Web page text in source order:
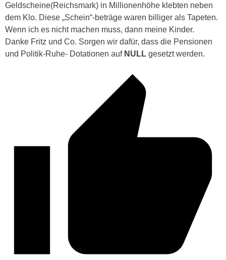
Geldscheine(Reichsmark) in Millionenhöhe klebten neben
dem Klo. Diese „Schein“-beträge waren billiger als Tapeten.
Wenn ich es nicht machen muss, dann meine Kinder.
Danke Fritz und Co. Sorgen wir dafür, dass die Pensionen
und Politik-Ruhe- Dotationen auf NULL gesetzt werden.